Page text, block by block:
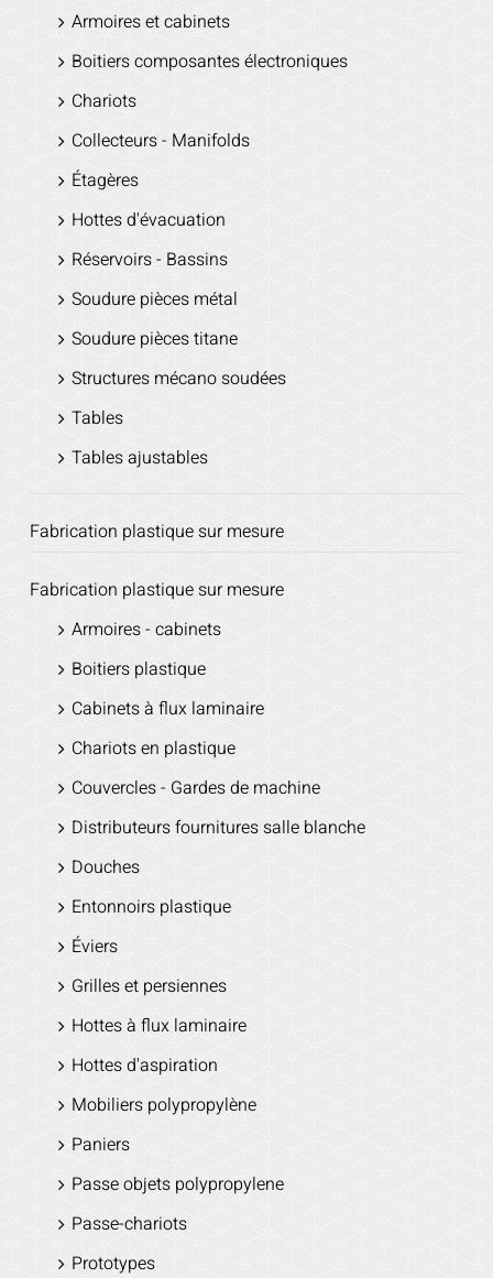
Armoires et cabinets
Boitiers composantes électroniques
Chariots
Collecteurs - Manifolds
Étagères
Hottes d'évacuation
Réservoirs - Bassins
Soudure pièces métal
Soudure pièces titane
Structures mécano soudées
Tables
Tables ajustables
Fabrication plastique sur mesure
Fabrication plastique sur mesure
Armoires - cabinets
Boitiers plastique
Cabinets à flux laminaire
Chariots en plastique
Couvercles - Gardes de machine
Distributeurs fournitures salle blanche
Douches
Entonnoirs plastique
Éviers
Grilles et persiennes
Hottes à flux laminaire
Hottes d'aspiration
Mobiliers polypropylène
Paniers
Passe objets polypropylene
Passe-chariots
Prototypes